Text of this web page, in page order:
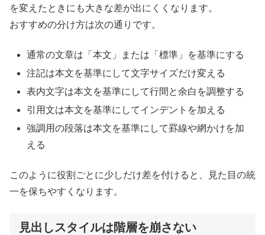
を変えたときにも大きな差が出にくくなります。
おすすめの分け方は次の通りです。
通常の文章は「本文」または「標準」を基準にする
注記は本文を基準にして文字サイズだけ変える
表内文字は本文を基準にして行間と余白を調整する
引用文は本文を基準にしてインデントを加える
強調用の段落は本文を基準にして罫線や網かけを加
える
このように役割ごとに少しだけ差を付けると、見た目の統
一を保ちやすくなります。
見出しスタイルは階層を崩さない